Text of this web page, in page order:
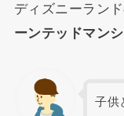
ディズニーラン
ーンテッドマンシ
子供